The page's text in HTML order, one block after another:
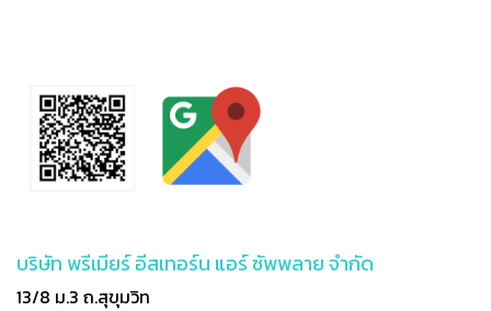
บริษัท พรีเมียร์ อีสเทอร์น แอร์ ซัพพลาย จำกัด
13/8 ม.3 ถ.สุขุมวิท